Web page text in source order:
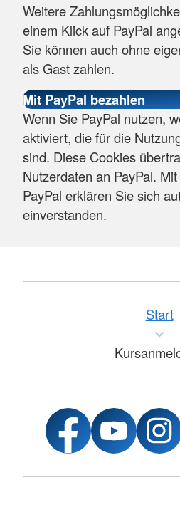
Weitere
einem Klick auf PayPal
Sie können auch ohne
als Gast zahlen.
Wenn Sie PayPal nutzen,
aktiviert, die für die
sind. Diese Cookies
Nutzerdaten an PayPal.
PayPal erklären Sie sich
einverstanden.
Start